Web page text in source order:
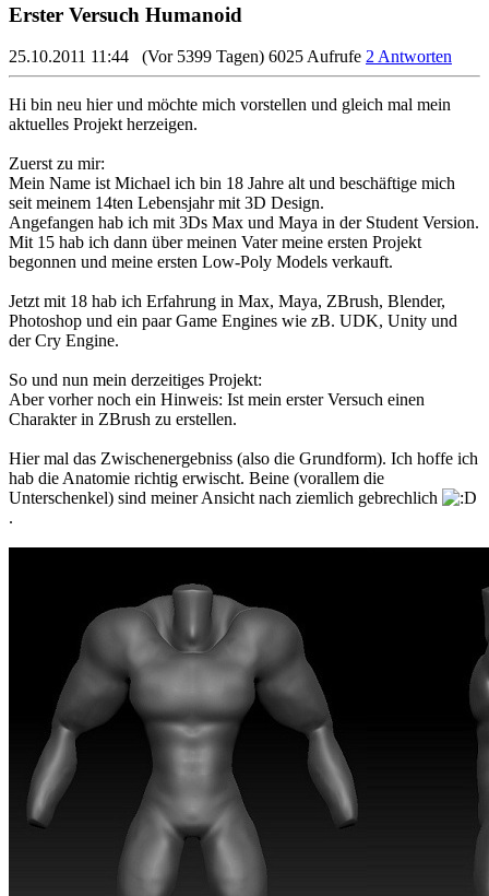
Erster Versuch Humanoid
25.10.2011 11:44 (Vor 5399 Tagen) 6025 Aufrufe 2 Antworten
Hi bin neu hier und möchte mich vorstellen und gleich mal mein
aktuelles Projekt herzeigen.
Zuerst zu mir:
Mein Name ist Michael ich bin 18 Jahre alt und beschäftige mich
seit meinem 14ten Lebensjahr mit 3D Design.
Angefangen hab ich mit 3Ds Max und Maya in der Student Version.
Mit 15 hab ich dann über meinen Vater meine ersten Projekt
begonnen und meine ersten Low-Poly Models verkauft.
Jetzt mit 18 hab ich Erfahrung in Max, Maya, ZBrush, Blender,
Photoshop und ein paar Game Engines wie zB. UDK, Unity und
der Cry Engine.
So und nun mein derzeitiges Projekt:
Aber vorher noch ein Hinweis: Ist mein erster Versuch einen
Charakter in ZBrush zu erstellen.
Hier mal das Zwischenergebniss (also die Grundform). Ich hoffe ich
hab die Anatomie richtig erwischt. Beine (vorallem die
Unterschenkel) sind meiner Ansicht nach ziemlich gebrechlich
.